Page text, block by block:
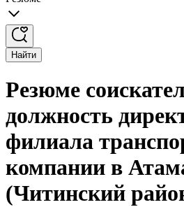
Найти
Резюме
должность
филиала
компании в
(Читинский